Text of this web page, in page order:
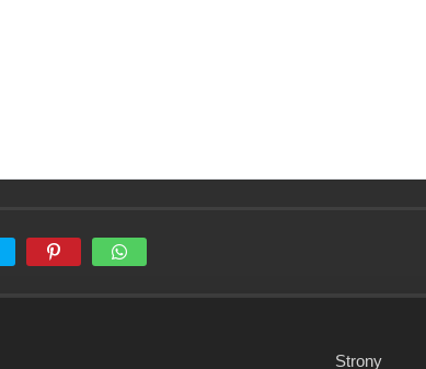
Strony